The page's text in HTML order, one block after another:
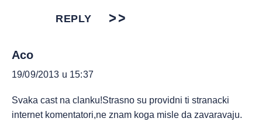
REPLY
Aco
19/09/2013 u 15:37
Svaka cast na clanku!Strasno su providni ti stranacki
internet komentatori,ne znam koga misle da zavaravaju.